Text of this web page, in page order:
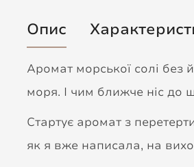
Опис
Аромат морської солі без
моря. І чим ближче ніс до
Стартує аромат з
як я вже написала, на